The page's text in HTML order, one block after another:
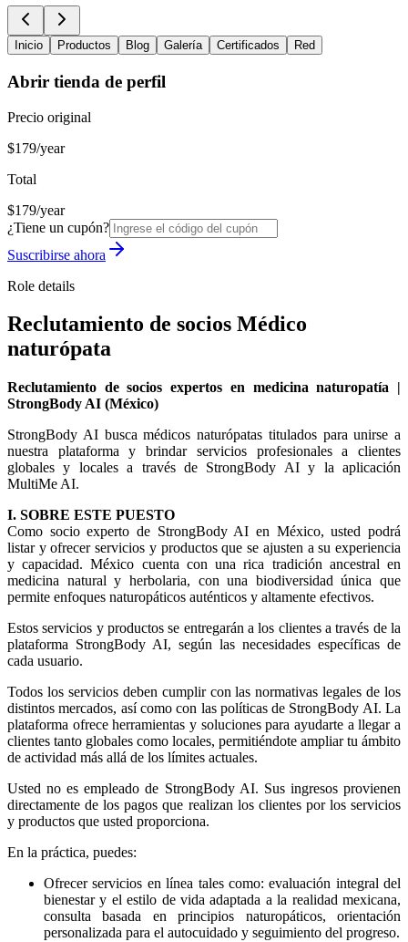
Inicio Productos Blog Galería Certificados Red
Abrir tienda de perfil
Precio original
$179/year
Total
$179/year
¿Tiene un cupón?
Suscribirse ahora
Role details
Reclutamiento de socios Médico
naturópata
Reclutamiento de socios expertos en medicina naturopatía |
StrongBody AI (México)
StrongBody AI busca médicos naturópatas titulados para unirse a
nuestra plataforma y brindar servicios profesionales a clientes
globales y locales a través de StrongBody AI y la aplicación
MultiMe AI.
I. SOBRE ESTE PUESTO
Como socio experto de StrongBody AI en México, usted podrá
listar y ofrecer servicios y productos que se ajusten a su experiencia
y capacidad. México cuenta con una rica tradición ancestral en
medicina natural y herbolaria, con una biodiversidad única que
permite enfoques naturopáticos auténticos y altamente efectivos.
Estos servicios y productos se entregarán a los clientes a través de la
plataforma StrongBody AI, según las necesidades específicas de
cada usuario.
Todos los servicios deben cumplir con las normativas legales de los
distintos mercados, así como con las políticas de StrongBody AI. La
plataforma ofrece herramientas y soluciones para ayudarte a llegar a
clientes tanto globales como locales, permitiéndote ampliar tu ámbito
de actividad más allá de los límites actuales.
Usted no es empleado de StrongBody AI. Sus ingresos provienen
directamente de los pagos que realizan los clientes por los servicios
y productos que usted proporciona.
En la práctica, puedes:
Ofrecer servicios en línea tales como: evaluación integral del
bienestar y el estilo de vida adaptada a la realidad mexicana,
consulta basada en principios naturopáticos, orientación
personalizada para el autocuidado y seguimiento del progreso.